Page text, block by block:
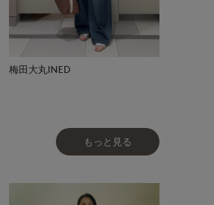
梅田大丸INED
もっと見る